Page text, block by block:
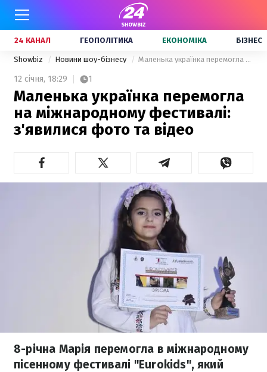
24 КАНАЛ ГЕОПОЛІТИКА ЕКОНОМІКА БІЗНЕС
Showbiz Новини шоу-бізнесу Маленька українка перемогла на міжнародному фестивалі: з'явилися фото та відео
12 січня, 18:29 1
Маленька українка перемогла
на міжнародному фестивалі:
з'явилися фото та відео
8-річна Марія перемогла в міжнародному
пісенному фестивалі "Eurokids", який